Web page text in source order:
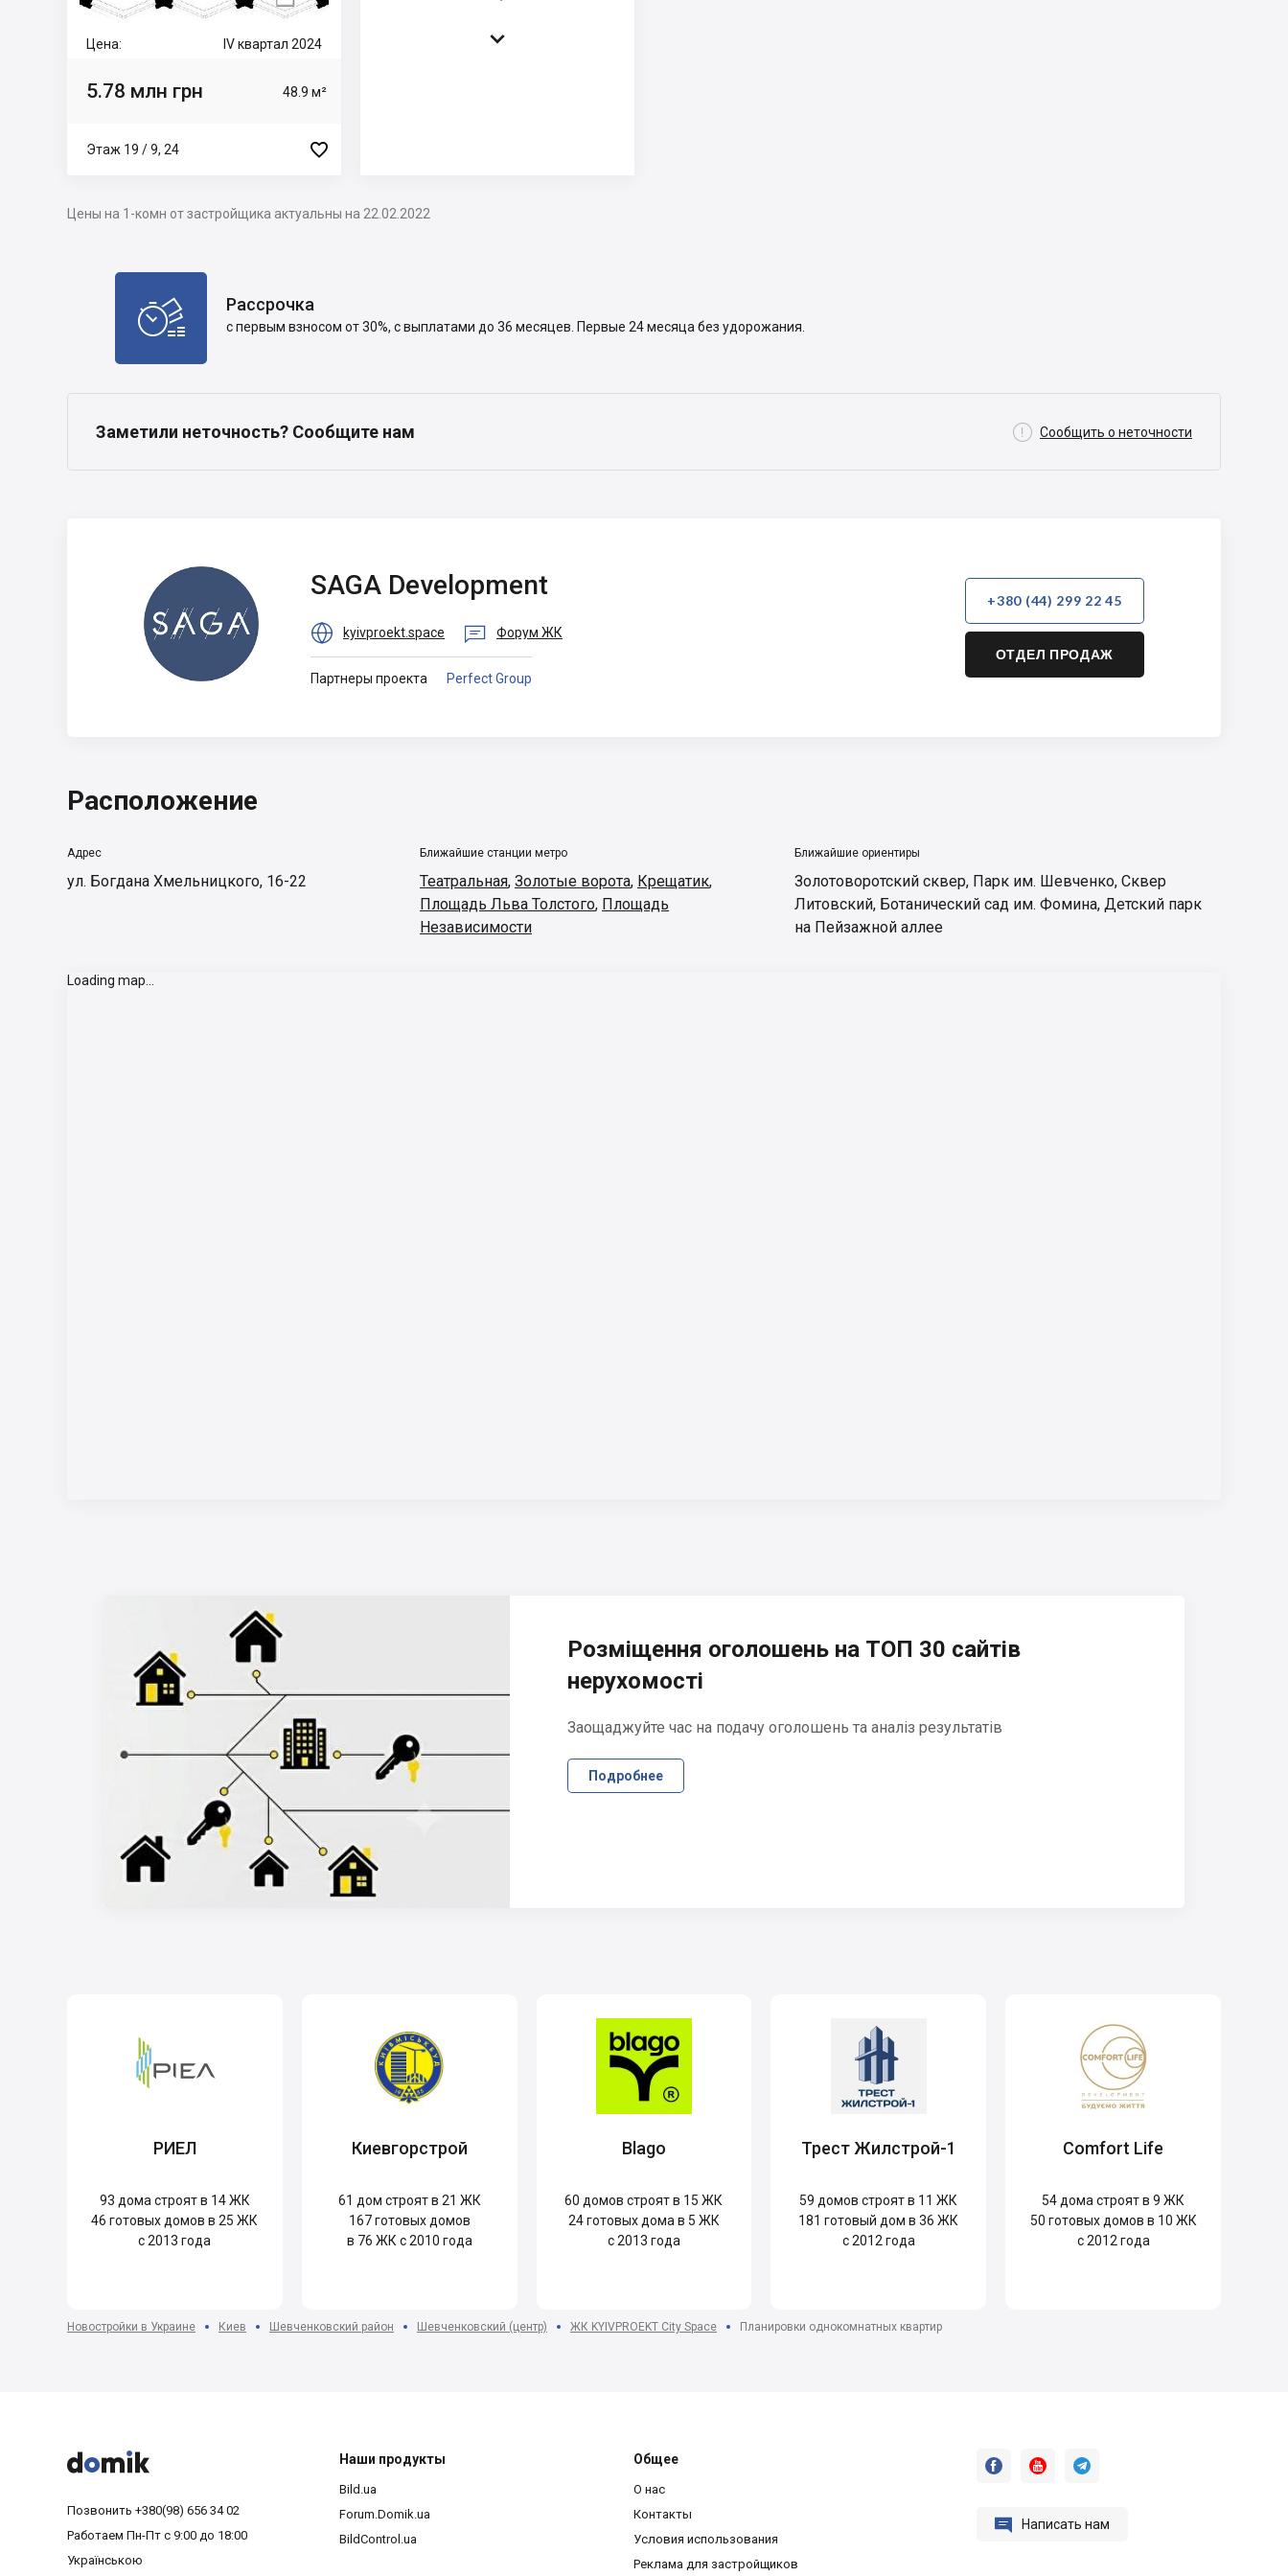
Цена: IV квартал 2024
5.78 млн грн 48.9 м²
Этаж 19 / 9, 24 

Цены на 1-комн от застройщика актуальны на 22.02.2022
 Рассрочка
с первым взносом от 30%, с выплатами до 36 месяцев. Первые 24 месяца без удорожания.
Заметили неточность? Сообщите нам  Сообщить о неточности
SAGA
Development
SAGA Development
 kyivproekt.space  Форум ЖК
+380 (44) 299 22 45
ОТДЕЛ ПРОДАЖ
Партнеры проекта Perfect Group
Расположение
Адрес
ул. Богдана Хмельницкого, 16-22
Ближайшие станции метро
Театральная, Золотые ворота, Крещатик,
Площадь Льва Толстого, Площадь
Независимости
Ближайшие ориентиры
Золотоворотский сквер, Парк им. Шевченко, Сквер
Литовский, Ботанический сад им. Фомина, Детский парк
на Пейзажной аллее
Loading map...
Розміщення оголошень на ТОП 30 сайтів
нерухомості
Заощаджуйте час на подачу оголошень та аналіз результатів
Подробнее
РИЕЛ
93 дома строят в 14 ЖК
46 готовых домов в 25 ЖК
с 2013 года
Киевгорстрой
61 дом строят в 21 ЖК
167готовых домов
в 76 ЖК с 2010 года
Blago
60 домов строят в 15 ЖК
24готовых дома в 5 ЖК
с 2013 года
Трест Жилстрой-1
59 домов строят в 11 ЖК
181 готовый дом в 36 ЖК
с 2012 года
Comfort Life
54 дома строят в 9 ЖК
50 готовых домов в 10 ЖК
с 2012 года
Новостройки в Украине Киев Шевченковский район Шевченковский (центр) ЖК KYIVPROEKT City Space Планировки однокомнатных квартир



Позвонить +380(98) 656 34 02
Работаем Пн-Пт с 9:00 до 18:00
Українською
Наши продукты
Bild.ua
Forum.Domik.ua
BildControl.ua
Общее
О нас
Контакты
Условия использования
Реклама для застройщиков
  
 Написать нам